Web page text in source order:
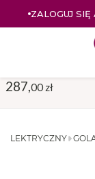
ZALOGUJ
ELEKTRYCZNY
287, 00 zł